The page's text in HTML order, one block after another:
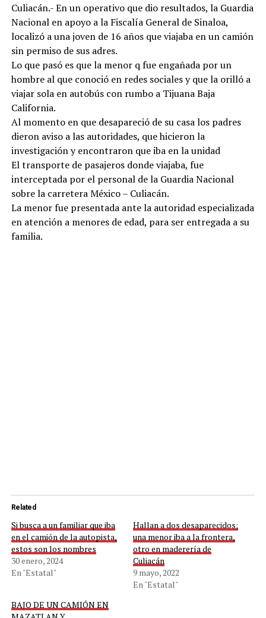
Culiacán.- En un operativo que dio resultados, la Guardia
Nacional en apoyo a la Fiscalía General de Sinaloa,
localizó a una joven de 16 años que viajaba en un camión
sin permiso de sus adres.
Lo que pasó es que la menor q fue engañada por un
hombre al que conoció en redes sociales y que la orilló a
viajar sola en autobús con rumbo a Tijuana Baja
California.
Al momento en que desapareció de su casa los padres
dieron aviso a las autoridades, que hicieron la
investigación y encontraron que iba en la unidad
El transporte de pasajeros donde viajaba, fue
interceptada por el personal de la Guardia Nacional
sobre la carretera México – Culiacán.
La menor fue presentada ante la autoridad especializada
en atención a menores de edad, para ser entregada a su
familia.
Related
Si busca a un familiar que iba
en el camión de la autopista,
estos son los nombres
30 enero, 2024
En "Estatal"
Hallan a dos desaparecidos;
una menor iba a la frontera,
otro en maderería de
Culiacán
9 mayo, 2022
En "Estatal"
BAJO DE UN CAMIÓN EN